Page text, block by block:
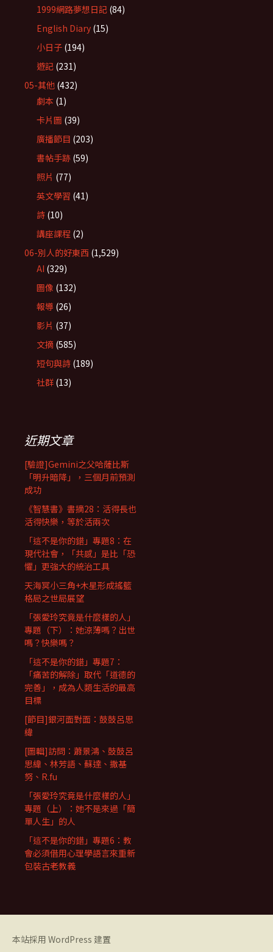
1999網路夢想日記 (84)
English Diary (15)
小日子 (194)
遊記 (231)
05-其他 (432)
劇本 (1)
卡片圖 (39)
廣播節目 (203)
書帖手跡 (59)
照片 (77)
英文學習 (41)
詩 (10)
講座課程 (2)
06-別人的好東西 (1,529)
AI (329)
圖像 (132)
報導 (26)
影片 (37)
文摘 (585)
短句與詩 (189)
社群 (13)
近期文章
[驗證]Gemini之父哈薩比斯
「明升暗降」，三個月前預測
成功
《智慧書》書摘28：活得長也
活得快樂，等於活兩次
「這不是你的錯」專題8：在
現代社會，「共感」是比「恐
懼」更強大的統治工具
天海冥小三角+木星形成搖籃
格局之世局展望
「張愛玲究竟是什麼樣的人」
專題（下）：她涼薄嗎？出世
嗎？快樂嗎？
「這不是你的錯」專題7：
「痛苦的解除」取代「道德的
完善」，成為人類生活的最高
目標
[節目]銀河面對面：鼓鼓呂思
緯
[圖輯]訪問：蕭景鴻、鼓鼓呂
思緯、林芳語、蘇達、撒基
努、R.fu
「張愛玲究竟是什麼樣的人」
專題（上）：她不是來過「簡
單人生」的人
「這不是你的錯」專題6：教
會必須借用心理學語言來重新
包裝古老教義
本站採用 WordPress 建置